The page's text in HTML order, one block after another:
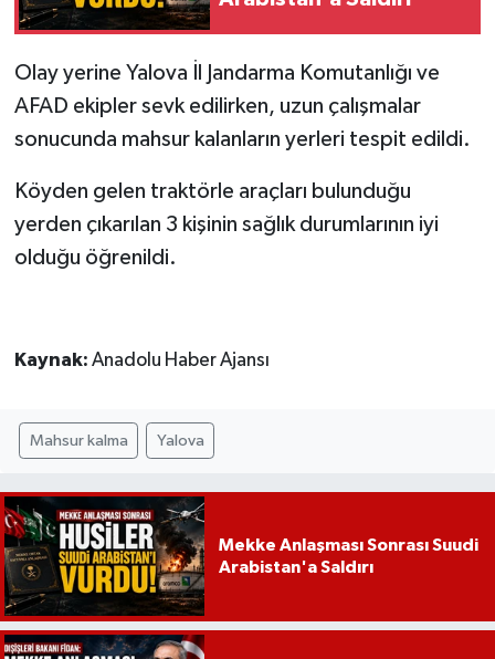
Olay yerine Yalova İl Jandarma Komutanlığı ve
AFAD ekipler sevk edilirken, uzun çalışmalar
sonucunda mahsur kalanların yerleri tespit edildi.
Köyden gelen traktörle araçları bulunduğu
yerden çıkarılan 3 kişinin sağlık durumlarının iyi
olduğu öğrenildi.
Kaynak: Anadolu Haber Ajansı
Mahsur kalma Yalova
Mekke Anlaşması Sonrası Suudi
Arabistan'a Saldırı